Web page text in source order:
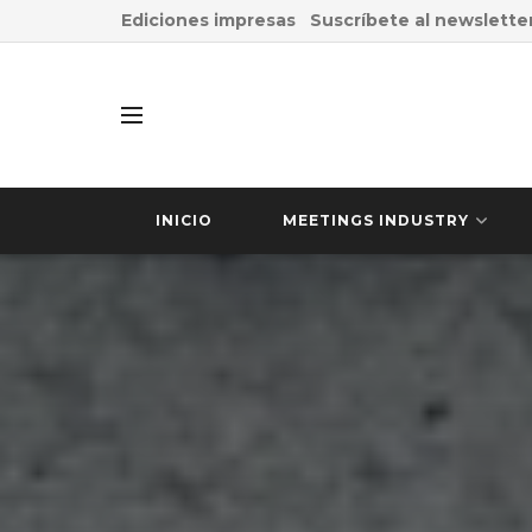
Ediciones impresas Suscríbete al
INICIO MEETINGS INDUSTRY